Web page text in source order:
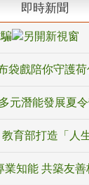
即時新聞
袋戲陪你守護
元潛能發展夏
育部打造「人
知能 共築友善